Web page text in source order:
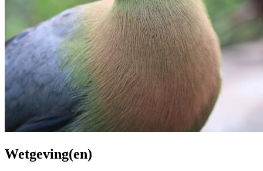
Wetgeving(en)